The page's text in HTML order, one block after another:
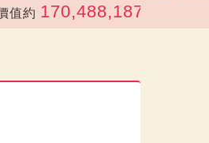
170,488,187 元